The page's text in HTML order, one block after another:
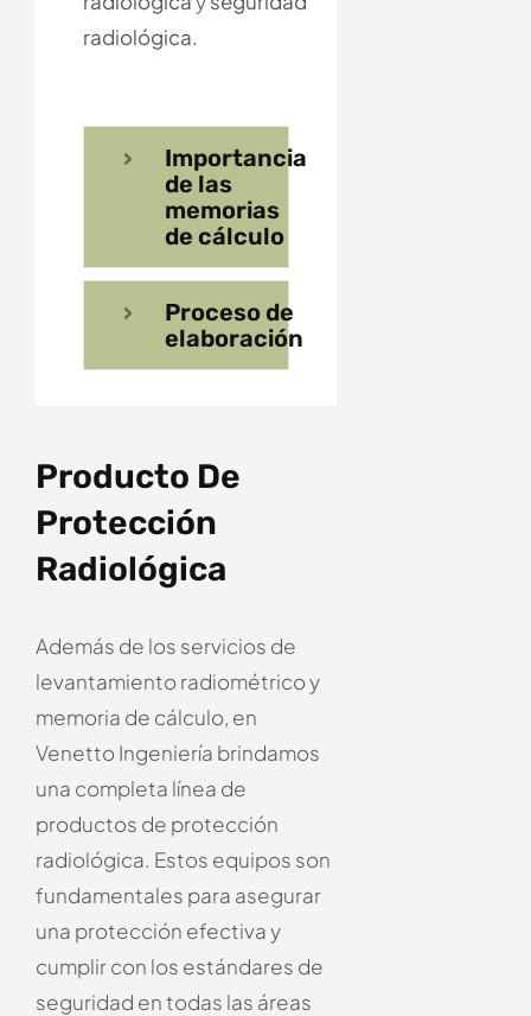
radiológica.
Importancia
de las
memorias
de cálculo
Proceso de
elaboración
Producto De
Protección
Radiológica
Además de los servicios de
levantamiento radiométrico y
memoria de cálculo, en
Venetto Ingeniería brindamos
una completa línea de
productos de protección
radiológica. Estos equipos son
fundamentales para asegurar
una protección efectiva y
cumplir con los estándares de
seguridad en todas las áreas